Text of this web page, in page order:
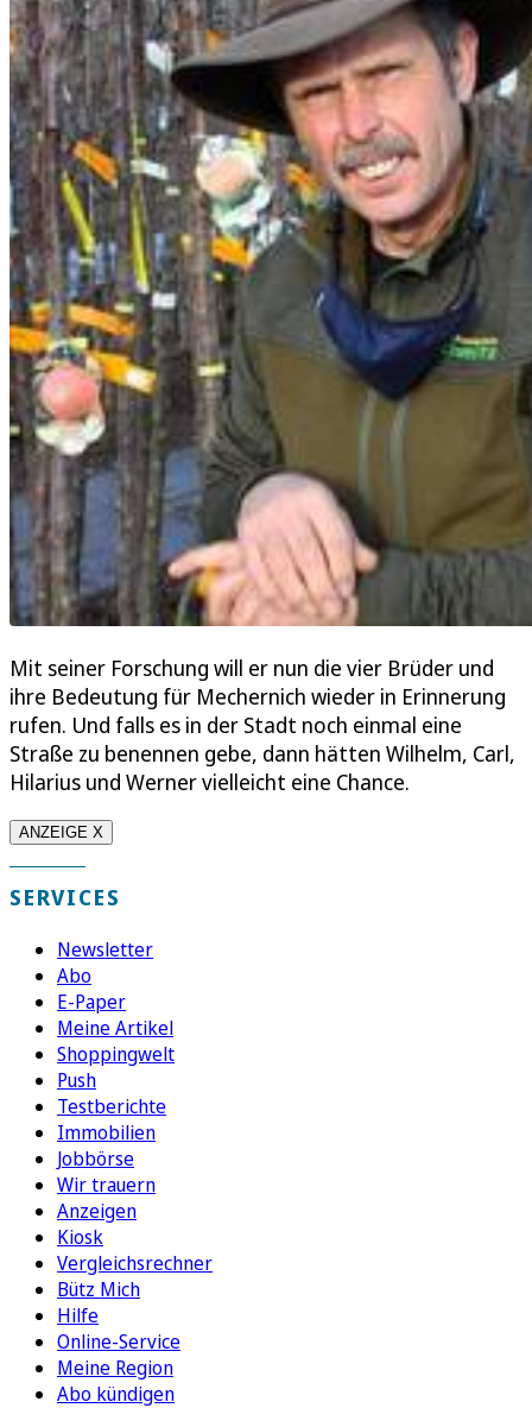
Mit seiner Forschung will er nun die vier Brüder und
ihre Bedeutung für Mechernich wieder in Erinnerung
rufen. Und falls es in der Stadt noch einmal eine
Straße zu benennen gebe, dann hätten Wilhelm, Carl,
Hilarius und Werner vielleicht eine Chance.
ANZEIGE X
SERVICES
Newsletter
Abo
E-Paper
Meine Artikel
Shoppingwelt
Push
Testberichte
Immobilien
Jobbörse
Wir trauern
Anzeigen
Kiosk
Vergleichsrechner
Bütz Mich
Hilfe
Online-Service
Meine Region
Abo kündigen